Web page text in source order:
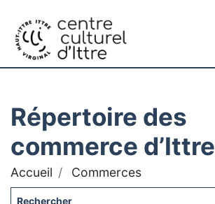
Répertoire des
commerce d’Ittre
Accueil Commerces